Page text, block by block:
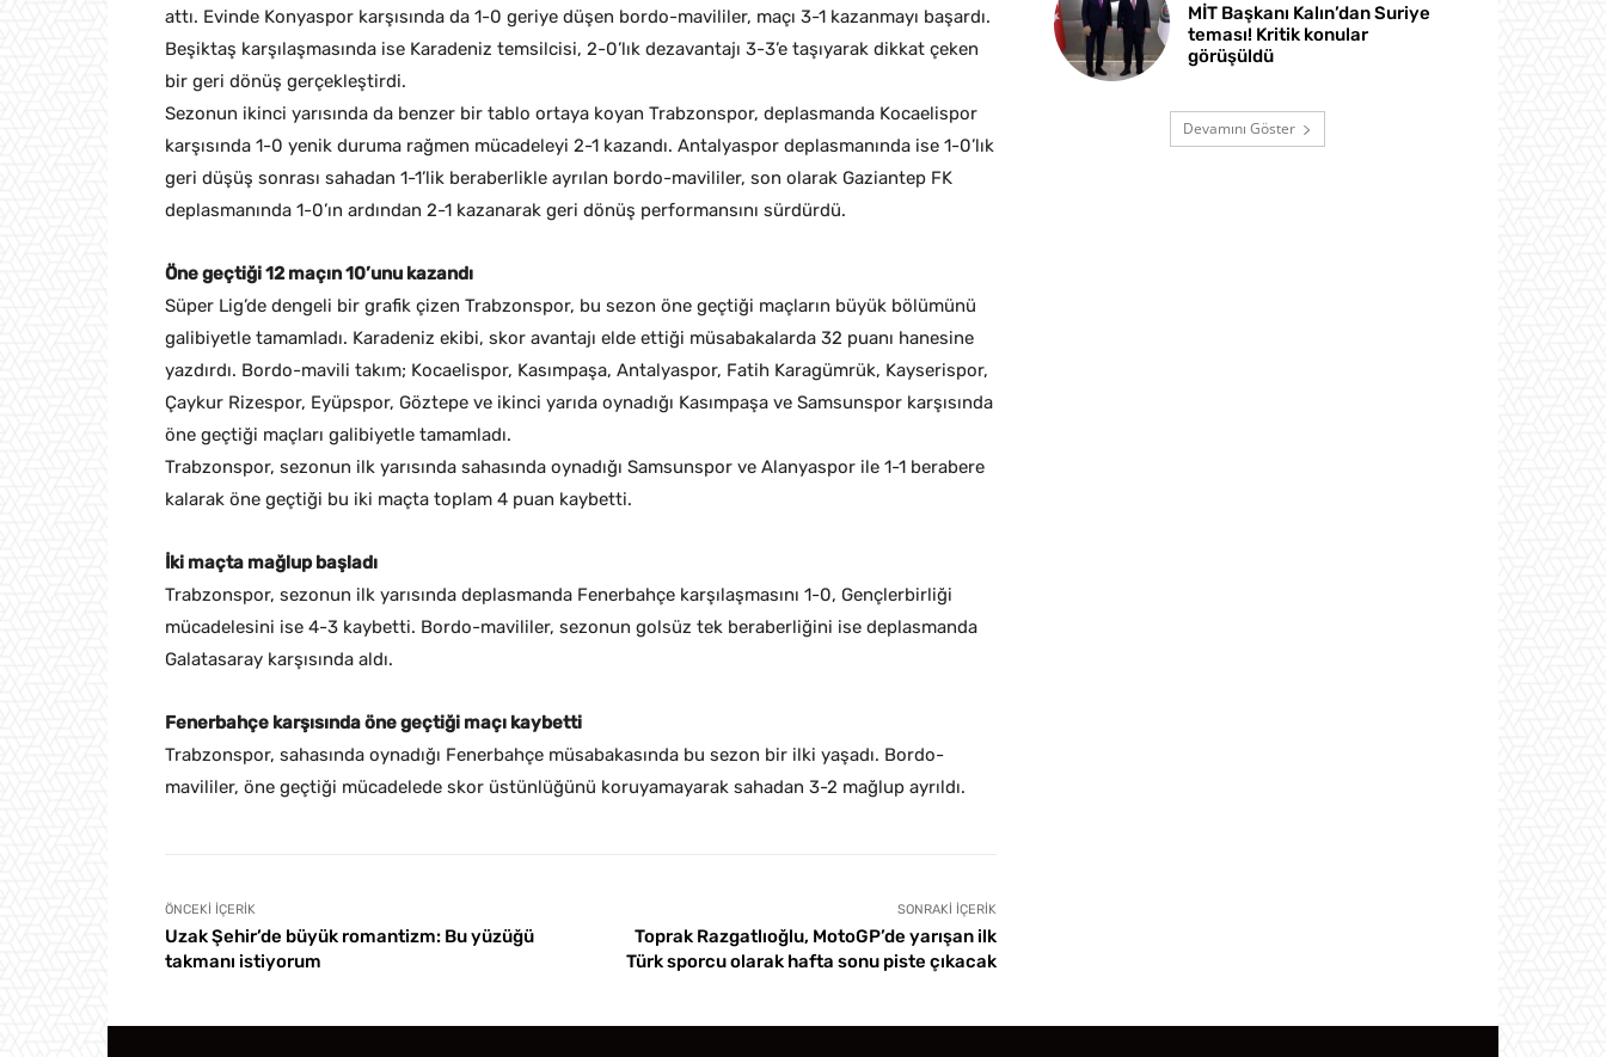
attı. Evinde Konyaspor karşısında da 1-0 geriye düşen bordo-mavililer, maçı 3-1 kazanmayı başardı.
Beşiktaş karşılaşmasında ise Karadeniz temsilcisi, 2-0’lık dezavantajı 3-3’e taşıyarak dikkat çeken
bir geri dönüş gerçekleştirdi.
Sezonun ikinci yarısında da benzer bir tablo ortaya koyan Trabzonspor, deplasmanda Kocaelispor
karşısında 1-0 yenik duruma rağmen mücadeleyi 2-1 kazandı. Antalyaspor deplasmanında ise 1-0’lık
geri düşüş sonrası sahadan 1-1’lik beraberlikle ayrılan bordo-mavililer, son olarak Gaziantep FK
deplasmanında 1-0’ın ardından 2-1 kazanarak geri dönüş performansını sürdürdü.
Öne geçtiği 12 maçın 10’unu kazandı
Süper Lig’de dengeli bir grafik çizen Trabzonspor, bu sezon öne geçtiği maçların büyük bölümünü
galibiyetle tamamladı. Karadeniz ekibi, skor avantajı elde ettiği müsabakalarda 32 puanı hanesine
yazdırdı. Bordo-mavili takım; Kocaelispor, Kasımpaşa, Antalyaspor, Fatih Karagümrük, Kayserispor,
Çaykur Rizespor, Eyüpspor, Göztepe ve ikinci yarıda oynadığı Kasımpaşa ve Samsunspor karşısında
öne geçtiği maçları galibiyetle tamamladı.
Trabzonspor, sezonun ilk yarısında sahasında oynadığı Samsunspor ve Alanyaspor ile 1-1 berabere
kalarak öne geçtiği bu iki maçta toplam 4 puan kaybetti.
İki maçta mağlup başladı
Trabzonspor, sezonun ilk yarısında deplasmanda Fenerbahçe karşılaşmasını 1-0, Gençlerbirliği
mücadelesini ise 4-3 kaybetti. Bordo-mavililer, sezonun golsüz tek beraberliğini ise deplasmanda
Galatasaray karşısında aldı.
Fenerbahçe karşısında öne geçtiği maçı kaybetti
Trabzonspor, sahasında oynadığı Fenerbahçe müsabakasında bu sezon bir ilki yaşadı. Bordo-
mavililer, öne geçtiği mücadelede skor üstünlüğünü koruyamayarak sahadan 3-2 mağlup ayrıldı.
ÖNCEKI İÇERIK
Uzak Şehir’de büyük romantizm: Bu yüzüğü
takmanı istiyorum
SONRAKI İÇERIK
Toprak Razgatlıoğlu, MotoGP’de yarışan ilk
Türk sporcu olarak hafta sonu piste çıkacak
MİT Başkanı Kalın’dan Suriye
teması! Kritik konular
görüşüldü
Devamını Göster